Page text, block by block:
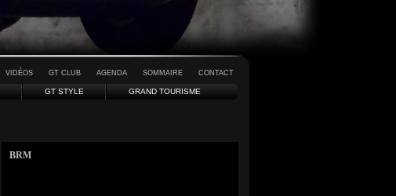
VIDÉOS GT CLUB AGENDA SOMMAIRE CONTACT
GT STYLE GRAND TOURISME
BRM